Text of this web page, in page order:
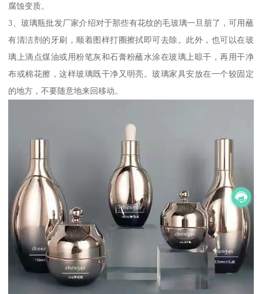
腐蚀变质。
3、玻璃瓶批发厂家介绍对于那些有花纹的毛玻璃一旦脏了，可用蘸
有清洁剂的牙刷，顺着图样打圈擦拭即可去除。此外，也可以在玻
璃上滴点煤油或用粉笔灰和石膏粉蘸水涂在玻璃上晾干，再用干净
布或棉花擦，这样玻璃既干净又明亮。玻璃家具安放在一个较固定
的地方，不要随意地来回移动。